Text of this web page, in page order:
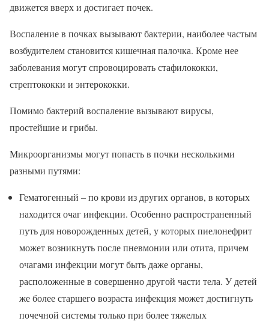
движется вверх и достигает почек.
Воспаление в почках вызывают бактерии, наиболее частым
возбудителем становится кишечная палочка. Кроме нее
заболевания могут спровоцировать стафилококки,
стрептококки и энтерококки.
Помимо бактерий воспаление вызывают вирусы,
простейшие и грибы.
Микроорганизмы могут попасть в почки несколькими
разными путями:
Гематогенный – по крови из других органов, в которых
находится очаг инфекции. Особенно распространенный
путь для новорожденных детей, у которых пиелонефрит
может возникнуть после пневмонии или отита, причем
очагами инфекции могут быть даже органы,
расположенные в совершенно другой части тела. У детей
же более старшего возраста инфекция может достигнуть
почечной системы только при более тяжелых